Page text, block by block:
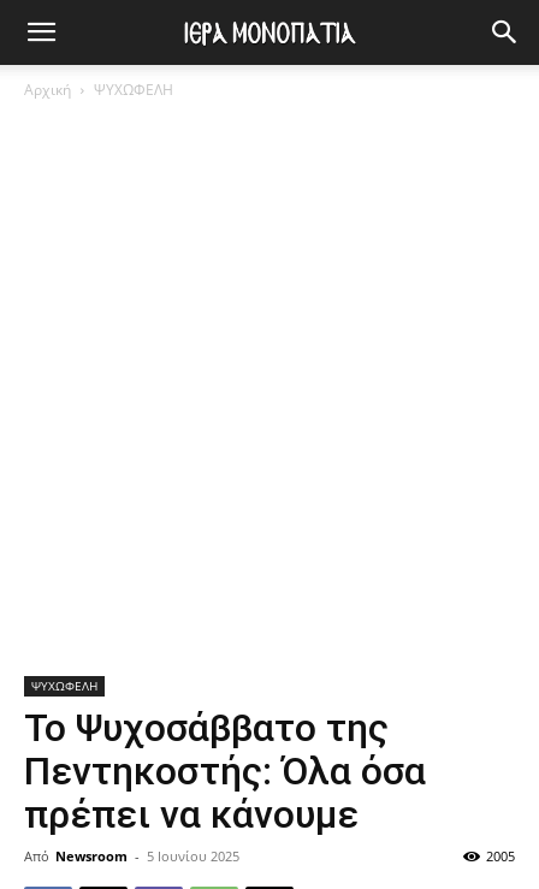
Αρχική ΨΥΧΩΦΕΛΗ
ΨΥΧΩΦΕΛΗ
Το Ψυχοσάββατο της
Πεντηκοστής: Όλα όσα
πρέπει να κάνουμε
Από Newsroom - 5 Ιουνίου 2025 2005